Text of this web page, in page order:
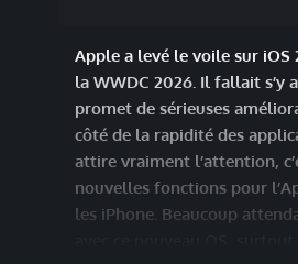
Apple a levé le voile sur
la WWDC 2026. Il fallait s’y
promet de sérieuses
côté de la rapidité des
attire vraiment l’attention,
nouvelles fonctions pour
les iPhone. Beaucoup